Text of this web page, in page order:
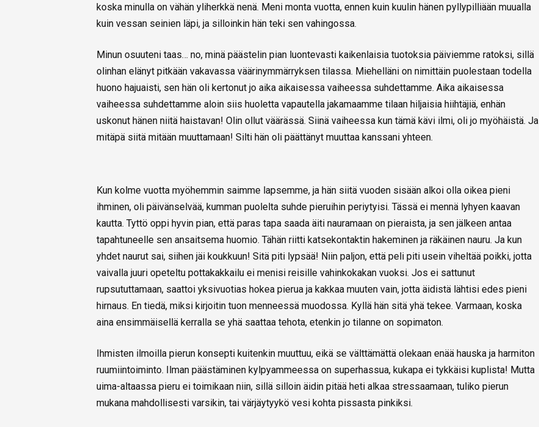
koska minulla on vähän yliherkkä nenä. Meni monta vuotta, ennen kuin kuulin hänen pyllypilliään muualla
kuin vessan seinien läpi, ja silloinkin hän teki sen vahingossa.
Minun osuuteni taas… no, minä päästelin pian luontevasti kaikenlaisia tuotoksia päiviemme ratoksi, sillä
olinhan elänyt pitkään vakavassa väärinymmärryksen tilassa. Miehelläni on nimittäin puolestaan todella
huono hajuaisti, sen hän oli kertonut jo aika aikaisessa vaiheessa suhdettamme. Aika aikaisessa
vaiheessa suhdettamme aloin siis huoletta vapautella jakamaamme tilaan hiljaisia hiihtäjiä, enhän
uskonut hänen niitä haistavan! Olin ollut väärässä. Siinä vaiheessa kun tämä kävi ilmi, oli jo myöhäistä. Ja
mitäpä siitä mitään muuttamaan! Silti hän oli päättänyt muuttaa kanssani yhteen.
Kun kolme vuotta myöhemmin saimme lapsemme, ja hän siitä vuoden sisään alkoi olla oikea pieni
ihminen, oli päivänselvää, kumman puolelta suhde pieruihin periytyisi. Tässä ei mennä lyhyen kaavan
kautta. Tyttö oppi hyvin pian, että paras tapa saada äiti nauramaan on pieraista, ja sen jälkeen antaa
tapahtuneelle sen ansaitsema huomio. Tähän riitti katsekontaktin hakeminen ja räkäinen nauru. Ja kun
yhdet naurut sai, siihen jäi koukkuun! Sitä piti lypsää! Niin paljon, että peli piti usein viheltää poikki, jotta
vaivalla juuri opeteltu pottakakkailu ei menisi reisille vahinkokakan vuoksi. Jos ei sattunut
rupsututtamaan, saattoi yksivuotias hokea pierua ja kakkaa muuten vain, jotta äidistä lähtisi edes pieni
hirnaus. En tiedä, miksi kirjoitin tuon menneessä muodossa. Kyllä hän sitä yhä tekee. Varmaan, koska
aina ensimmäisellä kerralla se yhä saattaa tehota, etenkin jo tilanne on sopimaton.
Ihmisten ilmoilla pierun konsepti kuitenkin muuttuu, eikä se välttämättä olekaan enää hauska ja harmiton
ruumiintoiminto. Ilman päästäminen kylpyammeessa on superhassua, kukapa ei tykkäisi kuplista! Mutta
uima-altaassa pieru ei toimikaan niin, sillä silloin äidin pitää heti alkaa stressaamaan, tuliko pierun
mukana mahdollisesti varsikin, tai värjäytyykö vesi kohta pissasta pinkiksi.